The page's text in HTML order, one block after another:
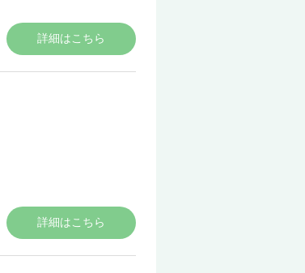
詳細はこちら
詳細はこちら